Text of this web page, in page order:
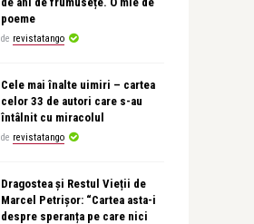
poeme
de revistatango
Cele mai înalte uimiri – cartea
celor 33 de autori care s-au
întâlnit cu miracolul
de revistatango
Dragostea și Restul Vieții de
Marcel Petrișor: “Cartea asta-i
despre speranța pe care nici